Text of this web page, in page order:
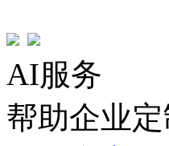
AI服务
帮助企业定